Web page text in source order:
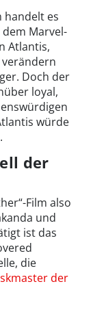
handelt es
Marvel-
Atlantis,
Doch der
loyal,
würde
der
Film also
und
ist das
die
der